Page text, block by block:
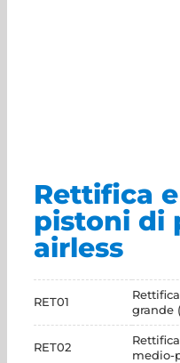
Rettifica
pistoni di
airless
RET01
grande
RET02
medio-